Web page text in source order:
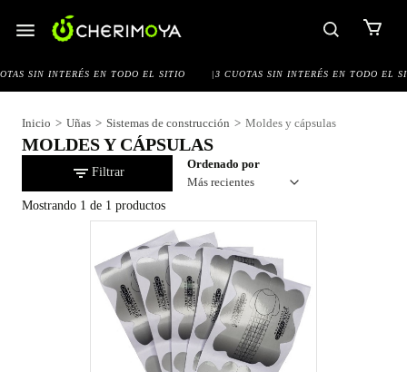
SIN INTERÉS EN TODO EL SITIO 3 CUOTAS SIN INTERÉS EN TODO EL
Inicio > Uñas > Sistemas de construcción > Moldes y cápsulas
MOLDES Y CÁPSULAS
Filtrar
Ordenado por
Mostrando 1 de 1 productos